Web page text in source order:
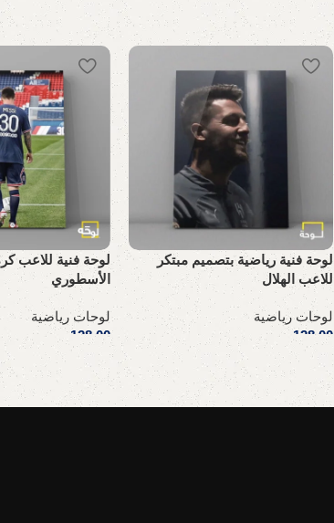
لوحة فنية رياضية بتصميم مبتكر
للاعب الهلال
لوحات رياضية
128,00 ر.س
إضافة إلى السلة
لوحة فنية للاعب
الأسطوري
لوحات رياضية
128,00
ر.س
إضافة إلى السلة